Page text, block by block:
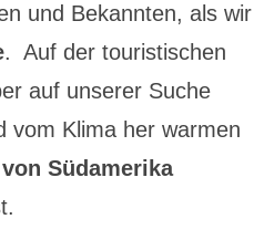
und Bekannten, als wir
. Auf der touristischen
auf unserer Suche
vom Klima her warmen
Südamerika